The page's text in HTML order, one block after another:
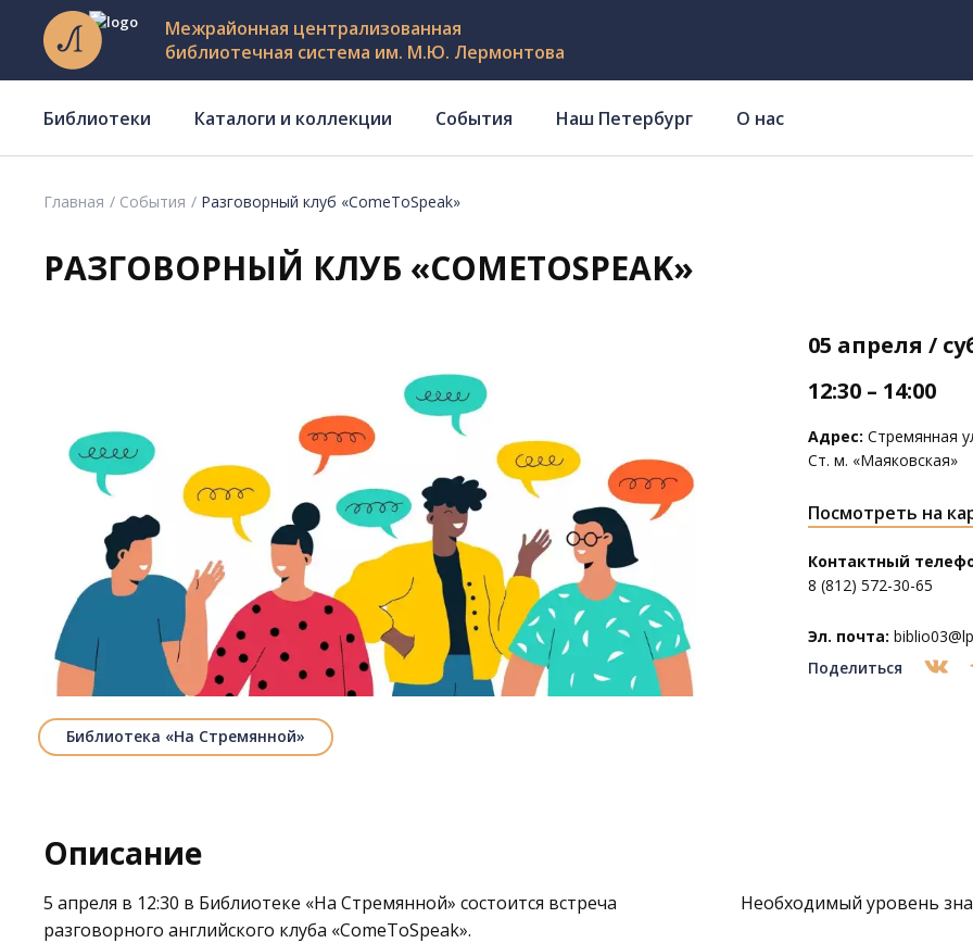
Межрайонная централизованная
библиотечная система им. М.Ю. Лермонтова
Библиотеки Каталоги и коллекции События Наш Петербург О нас
Главная События Разговорный клуб «ComeToSpeak»
РАЗГОВОРНЫЙ КЛУБ «COMETOSPEAK»
Библиотека «На Стремянной»
05 апреля /
12:30 – 14:00
Адрес: Стремянная
Ст. м. «Маяковская»
Посмотреть на
Контактный
8 (812) 572-30-65
Эл. почта:
Поделиться
Описание
5 апреля в 12:30 в Библиотеке «На Стремянной» состоится встреча
разговорного английского клуба «ComeToSpeak».
Необходимый уровень